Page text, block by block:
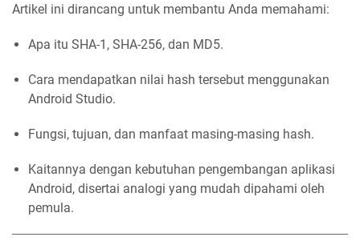
Artikel ini dirancang untuk membantu Anda memahami:
Apa itu SHA-1, SHA-256, dan MD5.
Cara mendapatkan nilai hash tersebut menggunakan
Android Studio.
Fungsi, tujuan, dan manfaat masing-masing hash.
Kaitannya dengan kebutuhan pengembangan aplikasi
Android, disertai analogi yang mudah dipahami oleh
pemula.